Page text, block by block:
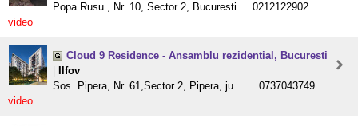
Popa Rusu , Nr. 10, Sector 2, Bucuresti ... 0212122902
video
Cloud 9 Residence - Ansamblu rezidential, Bucuresti
Ilfov
Sos. Pipera, Nr. 61,Sector 2, Pipera, ju .. ... 0737043749
video